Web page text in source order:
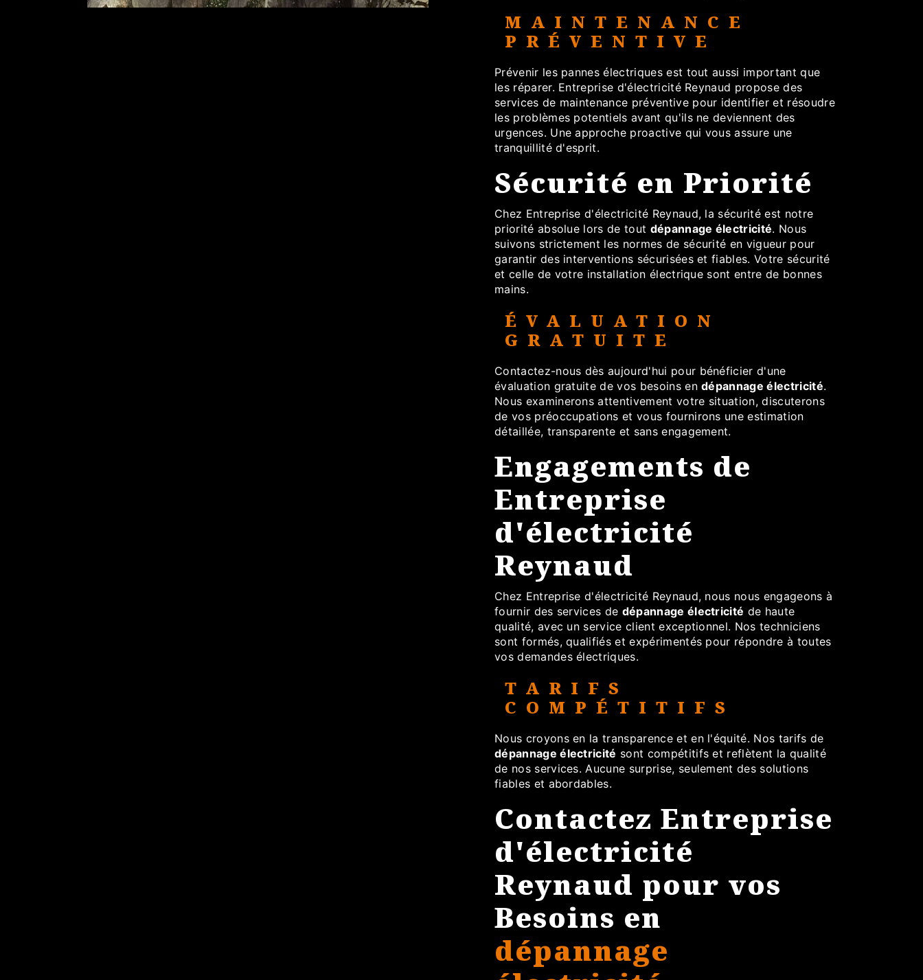
MAINTENANCE
PRÉVENTIVE
Prévenir les pannes électriques est tout aussi important que
les réparer. Entreprise d'électricité Reynaud propose des
services de maintenance préventive pour identifier et résoudre
les problèmes potentiels avant qu'ils ne deviennent des
urgences. Une approche proactive qui vous assure une
tranquillité d'esprit.
Sécurité en Priorité
Chez Entreprise d'électricité Reynaud, la sécurité est notre
priorité absolue lors de tout dépannage électricité. Nous
suivons strictement les normes de sécurité en vigueur pour
garantir des interventions sécurisées et fiables. Votre sécurité
et celle de votre installation électrique sont entre de bonnes
mains.
ÉVALUATION
GRATUITE
Contactez-nous dès aujourd'hui pour bénéficier d'une
évaluation gratuite de vos besoins endépannage électricité.
Nous examinerons attentivement votre situation, discuterons
de vos préoccupations et vous fournirons une estimation
détaillée, transparente et sans engagement.
Engagements de
Entreprise
d'électricité
Reynaud
Chez Entreprise d'électricité Reynaud, nous nous engageons à
fournir des services de dépannage électricité de haute
qualité, avec un service client exceptionnel. Nos techniciens
sont formés, qualifiés et expérimentés pour répondre à toutes
vos demandes électriques.
TARIFS
COMPÉTITIFS
Nous croyons en la transparence et en l'équité. Nos tarifs de
dépannage électricité sont compétitifs et reflètent la qualité
de nos services. Aucune surprise, seulement des solutions
fiables et abordables.
Contactez Entreprise
d'électricité
Reynaud pour vos
Besoins en
dépannage